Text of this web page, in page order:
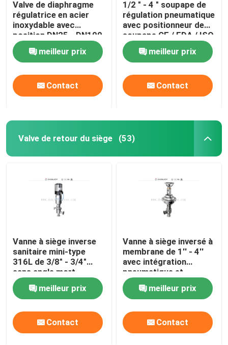
Valve de diaphragme
régulatrice en acier
inoxydable avec
position DN25 - DN100
CE / FDA
meilleur prix
Contact
1/2 " - 4 " soupape de
régulation pneumatique
avec positionneur de
soupape CE / FDA / ISO
meilleur prix
Contact
Valve de retour du siège (53)
Vanne à siège inverse
sanitaire mini-type
316L de 3/8" - 3/4"
sans angle mort
meilleur prix
Contact
Vanne à siège inversé à
membrane de 1'' - 4''
avec intégration
pneumatique et
manuelle
meilleur prix
Contact